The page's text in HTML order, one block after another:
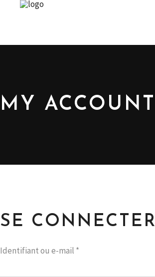
MY ACCOUNT
SE CONNECTER
Identifiant ou e-mail *